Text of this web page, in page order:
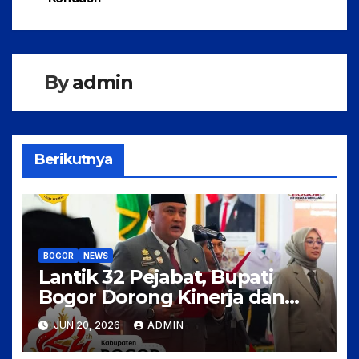
o
o
k
p
p
Byadmin
Berikutnya
BOGOR NEWS
Lantik 32 Pejabat, Bupati
Bogor Dorong Kinerja dan
Pelayanan Publik Lebih
Optimal
JUN 20, 2026 ADMIN